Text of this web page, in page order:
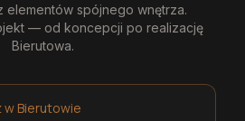
elementów spójnego wnętrza.
— od koncepcji po realizację
Bierutowa.
w Bierutowie